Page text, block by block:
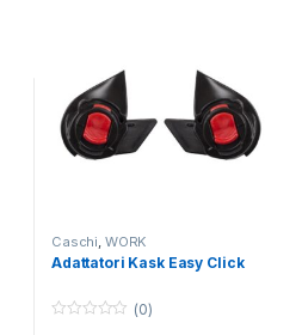
Caschi WORK
Adattatori Kask Easy Click
(0)